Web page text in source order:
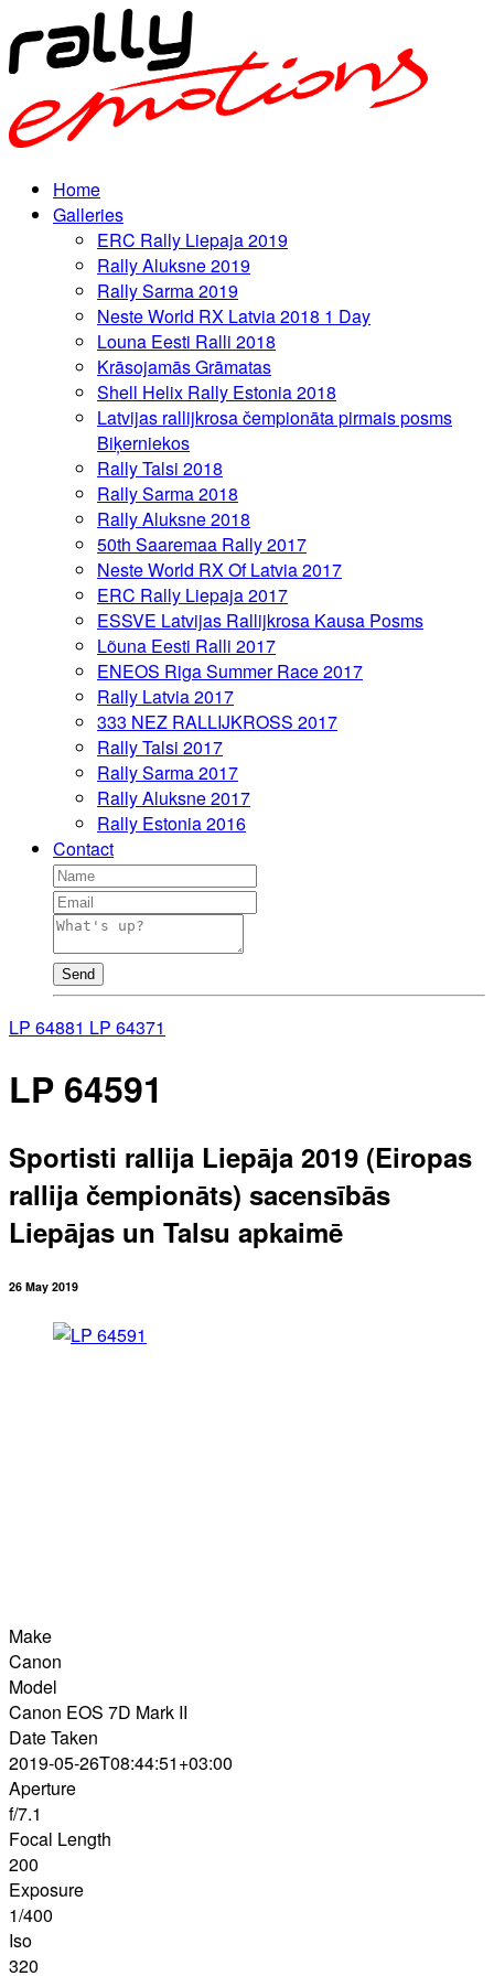
Home
Galleries
ERC Rally Liepaja 2019
Rally Aluksne 2019
Rally Sarma 2019
Neste World RX Latvia 2018 1 Day
Louna Eesti Ralli 2018
Krāsojamās Grāmatas
Shell Helix Rally Estonia 2018
Latvijas rallijkrosa čempionāta pirmais posms
Biķerniekos
Rally Talsi 2018
Rally Sarma 2018
Rally Aluksne 2018
50th Saaremaa Rally 2017
Neste World RX Of Latvia 2017
ERC Rally Liepaja 2017
ESSVE Latvijas Rallijkrosa Kausa Posms
Lõuna Eesti Ralli 2017
ENEOS Riga Summer Race 2017
Rally Latvia 2017
333 NEZ RALLIJKROSS 2017
Rally Talsi 2017
Rally Sarma 2017
Rally Aluksne 2017
Rally Estonia 2016
Contact
Send
LP 64881 LP 64371
LP 64591
Sportisti rallija Liepāja 2019 (Eiropas
rallija čempionāts) sacensībās
Liepājas un Talsu apkaimē
26 May 2019
Make
Canon
Model
Canon EOS 7D Mark II
Date Taken
2019-05-26T08:44:51+03:00
Aperture
f/7.1
Focal Length
200
Exposure
1/400
Iso
320